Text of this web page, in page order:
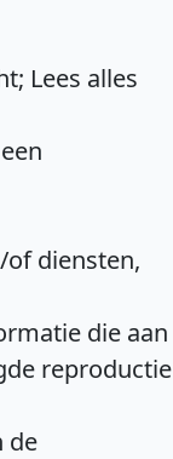
Lees alles
diensten,
die aan
reproductie
de